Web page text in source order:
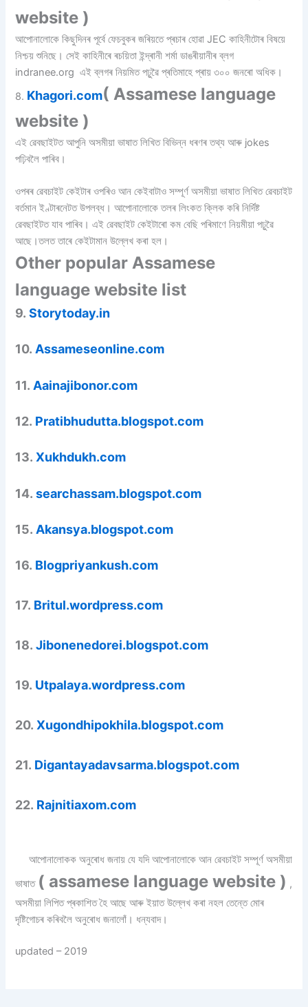
website )
আপোনালোকে কিছুদিনৰ পূৰ্বে ফেচবুকৰ জৰিয়তে প্ৰচাৰ হোৱা JEC কাহিনীটোৰ বিষয়ে
নিশ্চয় শুনিছে। সেই কাহিনীৰে ৰচয়িতা ইন্দ্ৰানী শৰ্মা ডাঙৰীয়ানীৰ ব্লগ
indranee.org এই ব্লগৰ নিয়মিত পঢ়ুৱৈ প্ৰতিমাহে প্ৰায় ৩০০ জনৰো অধিক।
8. Khagori.com( Assamese language
website )
এই ৱেবছাইটত আপুনি অসমীয়া ভাষাত লিখিত বিভিন্ন ধৰণৰ তথ্য আৰু jokes
পঢ়িবলৈ পাৰিব।
ওপৰৰ ৱেবচাইট কেইটাৰ ওপৰিও আন কেইবাটাও সম্পূৰ্ণ অসমীয়া ভাষাত লিখিত ৱেবচাইট
বৰ্তমান ইণ্টাৰনেটত উপলব্ধ। আপোনালোকে তলৰ লিংকত ক্লিক কৰি নিৰ্দিষ্ট
ৱেবছাইটত যাব পাৰিব। এই ৱেবছাইট কেইটাৰো কম বেছি পৰিমাণে নিয়মীয়া পঢ়ুৱৈ
আছে।তলত তাৰে কেইটামান উল্লেখ কৰা হল।
Other popular Assamese
language website list
9. Storytoday.in
10.Assameseonline.com
11. Aainajibonor.com
12. Pratibhudutta.blogspot.com
13.Xukhdukh.com
14.searchassam.blogspot.com
15. Akansya.blogspot.com
16. Blogpriyankush.com
17. Britul.wordpress.com
18.Jibonenedorei.blogspot.com
19. Utpalaya.wordpress.com
20.Xugondhipokhila.blogspot.com
21. Digantayadavsarma.blogspot.com
22. Rajnitiaxom.com
আপোনালোকক অনুৰোধ জনায় যে যদি আপোনালোকে আন ৱেবচাইট সম্পূৰ্ণ অসমীয়া
ভাষাত ( assamese language website ) ,
অসমীয়া লিপিত প্ৰকাশিত হৈ আছে আৰু ইয়াত উল্লেখ কৰা নহল তেন্তে মোৰ
দৃষ্টিগোচৰ কৰিবলৈ অনুৰোধ জনালোঁ। ধন্যবাদ।
updated – 2019